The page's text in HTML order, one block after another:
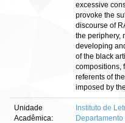
excessive
provoke the
discourse of
the periphery,
developing
of the black
compositions,
referents of
imposed by
Unidade
Acadêmica:
Instituto de